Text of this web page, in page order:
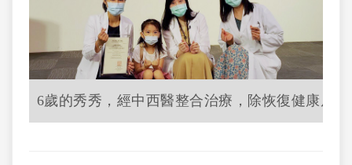
6歲的秀秀，經中西醫整合治療，除恢復健康皮